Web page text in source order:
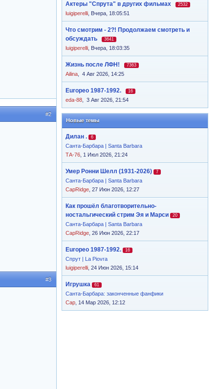
Актеры "Спрута" в других фильмах 2532
luigiperelli Вчера, 18:05:51
Что смотрим - 2?! Продолжаем смотреть и
обсуждать
3641
luigiperelli Вчера, 18:03:35
Жизнь после ЛФН! 7363
Ailina 4 Авг 2026, 14:25
Europeo 1987-1992. 16
eda-88 3 Авг 2026, 21:54
Новые темы
Дилан . 6
Санта-Барбара | Santa Barbara
ТА-76 , 1 Июл 2026, 21:24
Умер Ронни Шелл (1931-2026) 7
Санта-Барбара | Santa Barbara
CapRidge , 27 Июн 2026, 12:27
Как прошёл благотворительно-
ностальгический стрим Эя и Марси
20
Санта-Барбара | Santa Barbara
CapRidge , 26 Июн 2026, 22:17
Europeo 1987-1992. 16
Спрут | La Piovra
luigiperelli , 24 Июн 2026, 15:14
Игрушка 61
Санта-Барбара: законченные фанфики
Cap , 14 Мар 2026, 12:12
#2
#3